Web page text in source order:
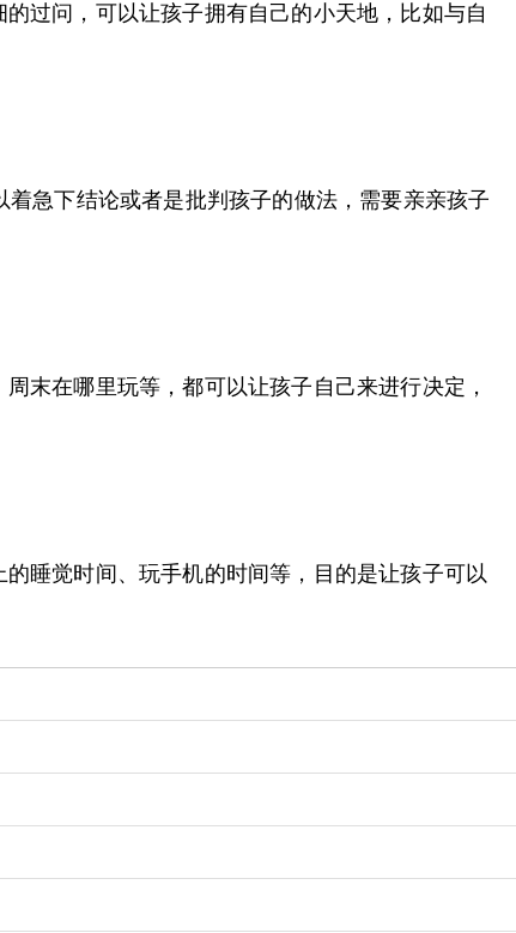
过问，可以让孩子拥有自己的小天地，比如与自
急下结论或者是批判孩子的做法，需要亲亲孩子
末在哪里玩等，都可以让孩子自己来进行决定，
睡觉时间、玩手机的时间等，目的是让孩子可以